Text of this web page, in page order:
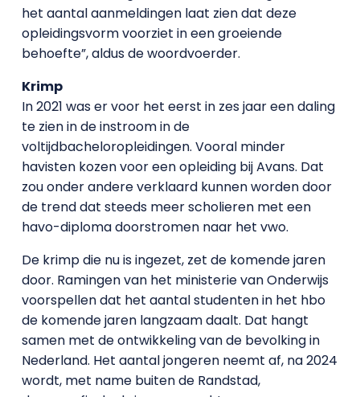
het aantal aanmeldingen laat zien dat deze
opleidingsvorm voorziet in een groeiende
behoefte”, aldus de woordvoerder.
Krimp
In 2021 was er voor het eerst in zes jaar een daling
te zien in de instroom in de
voltijdbacheloropleidingen. Vooral minder
havisten kozen voor een opleiding bij Avans. Dat
zou onder andere verklaard kunnen worden door
de trend dat steeds meer scholieren met een
havo-diploma doorstromen naar het vwo.
De krimp die nu is ingezet, zet de komende jaren
door. Ramingen van het ministerie van Onderwijs
voorspellen dat het aantal studenten in het hbo
de komende jaren langzaam daalt. Dat hangt
samen met de ontwikkeling van de bevolking in
Nederland. Het aantal jongeren neemt af, na 2024
wordt, met name buiten de Randstad,